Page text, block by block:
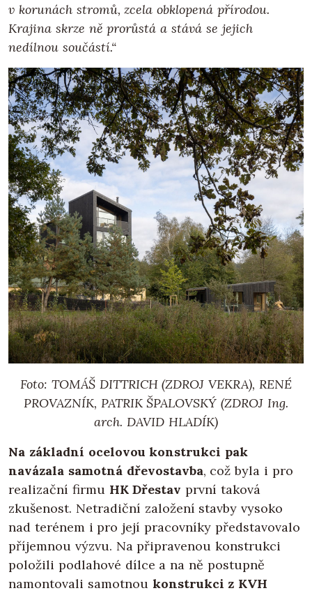
v korunách stromů, zcela obklopená přírodou.
Krajina skrze ně prorůstá a stává se jejich
nedílnou součástí.“
Foto: TOMÁŠ DITTRICH (ZDROJ VEKRA), RENÉ
PROVAZNÍK, PATRIK ŠPALOVSKÝ (ZDROJ Ing.
arch. DAVID HLADÍK)
Na základní ocelovou konstrukci pak
navázala samotná dřevostavba, což byla i pro
realizační firmu HK Dřestav první taková
zkušenost. Netradiční založení stavby vysoko
nad terénem i pro její pracovníky představovalo
příjemnou výzvu. Na připravenou konstrukci
položili podlahové dílce a na ně postupně
namontovali samotnou konstrukci z KVH